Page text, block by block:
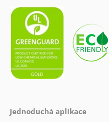
Jednoduchá aplikace